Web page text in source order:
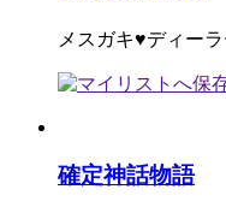
メスガキ♥ディー
確定神話物語